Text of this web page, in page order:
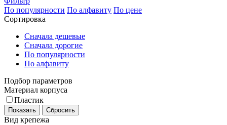
По популярности По алфавиту По цене
Сортировка
Сначала дешевые
Сначала дорогие
По популярности
По алфавиту
Подбор параметров
Материал корпуса
Пластик
Показать Сбросить
Вид крепежа